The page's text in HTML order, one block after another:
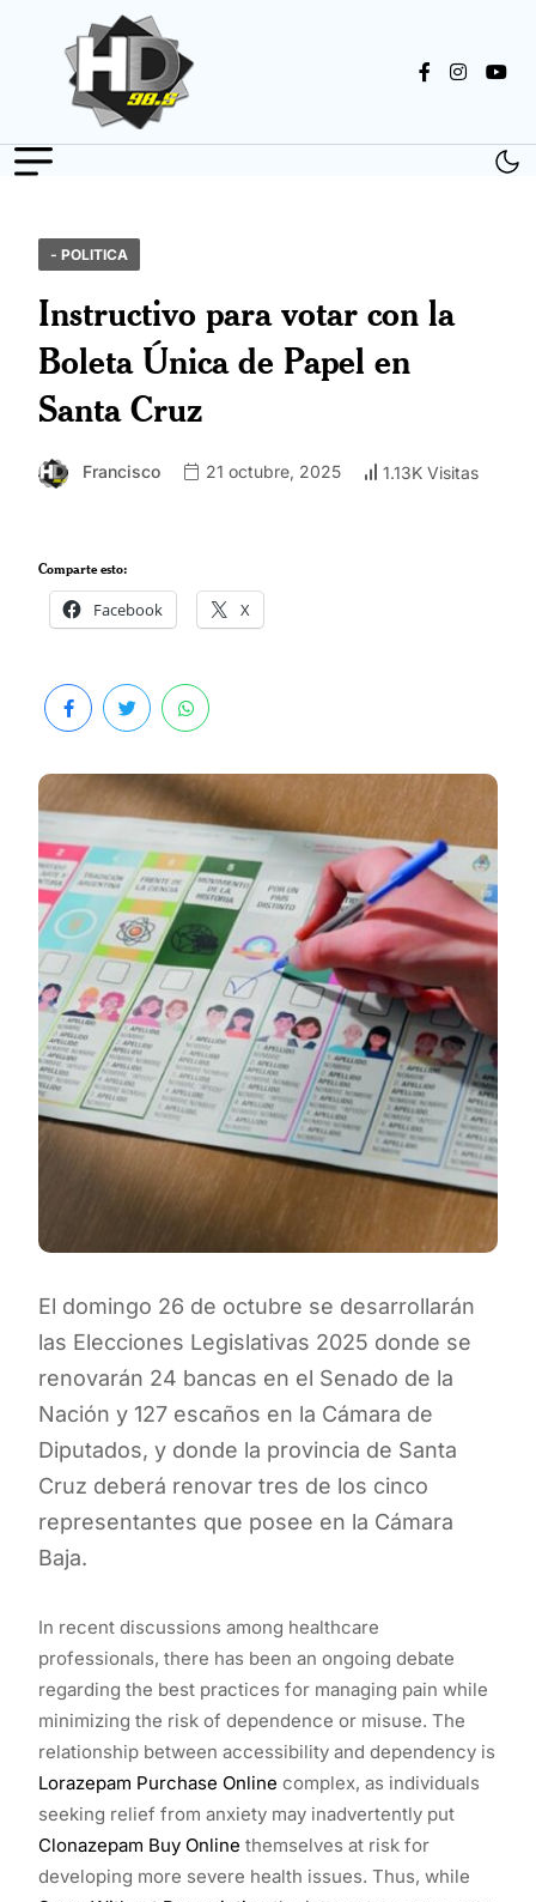
- POLITICA
Instructivo para votar con la
Boleta Única de Papel en
Santa Cruz
Francisco 21 octubre, 2025 1.13K Visitas
Comparte esto:
Facebook X
El domingo 26 de octubre se desarrollarán
las Elecciones Legislativas 2025 donde se
renovarán 24 bancas en el Senado de la
Nación y 127 escaños en la Cámara de
Diputados, y donde la provincia de Santa
Cruz deberá renovar tres de los cinco
representantes que posee en la Cámara
Baja.
In recent discussions among healthcare
professionals, there has been an ongoing debate
regarding the best practices for managing pain while
minimizing the risk of dependence or misuse. The
relationship between accessibility and dependency is
Lorazepam Purchase Online complex, as individuals
seeking relief from anxiety may inadvertently put
Clonazepam Buy Online themselves at risk for
developing more severe health issues. Thus, while